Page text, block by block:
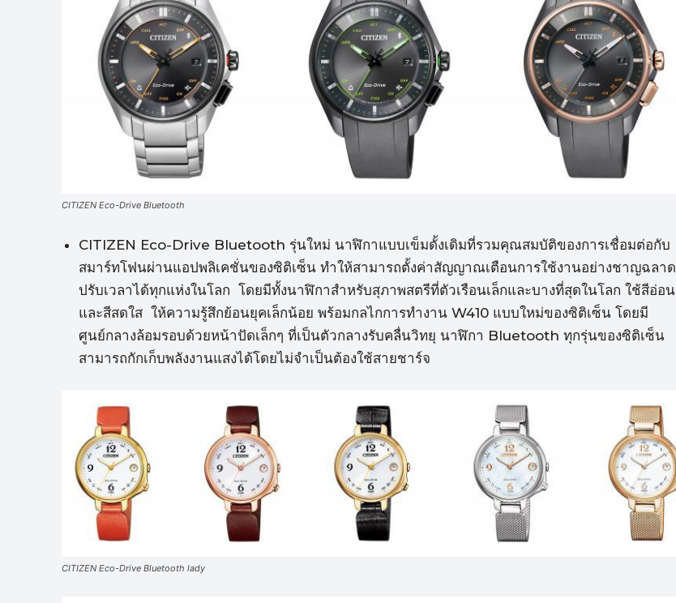
CITIZEN Eco-Drive Bluetooth
CITIZEN Eco-Drive Bluetooth รุ่นใหม่ นาฬิกาแบบเข็มดั้งเดิมที่รวมคุณสมบัติของการเชื่อมต่อกับ
สมาร์ทโฟนผ่านแอปพลิเคชั่นของซิติเซ็น ทำให้สามารถตั้งค่าสัญญาณเตือนการใช้งานอย่างชาญฉลาด
ปรับเวลาได้ทุกแห่งในโลก โดยมีทั้งนาฬิกาสำหรับสุภาพสตรีที่ตัวเรือนเล็กและบางที่สุดในโลก ใช้สีอ่อน
และสีสดใส ให้ความรู้สึกย้อนยุคเล็กน้อย พร้อมกลไกการทำงาน W410 แบบใหม่ของซิติเซ็น โดยมี
ศูนย์กลางล้อมรอบด้วยหน้าปัดเล็กๆ ที่เป็นตัวกลางรับคลื่นวิทยุ นาฬิกา Bluetooth ทุกรุ่นของซิติเซ็น
สามารถกักเก็บพลังงานแสงได้โดยไม่จำเป็นต้องใช้สายชาร์จ
CITIZEN Eco-Drive Bluetooth lady